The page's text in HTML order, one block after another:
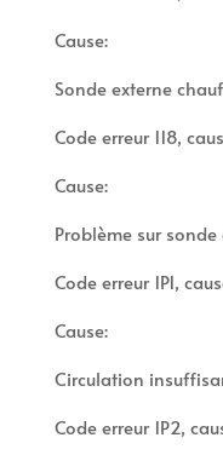
Cause:
Sonde externe
Code erreur 118,
Cause:
Problème sur
Code erreur 1P1,
Cause:
Circulation
Code erreur 1P2,